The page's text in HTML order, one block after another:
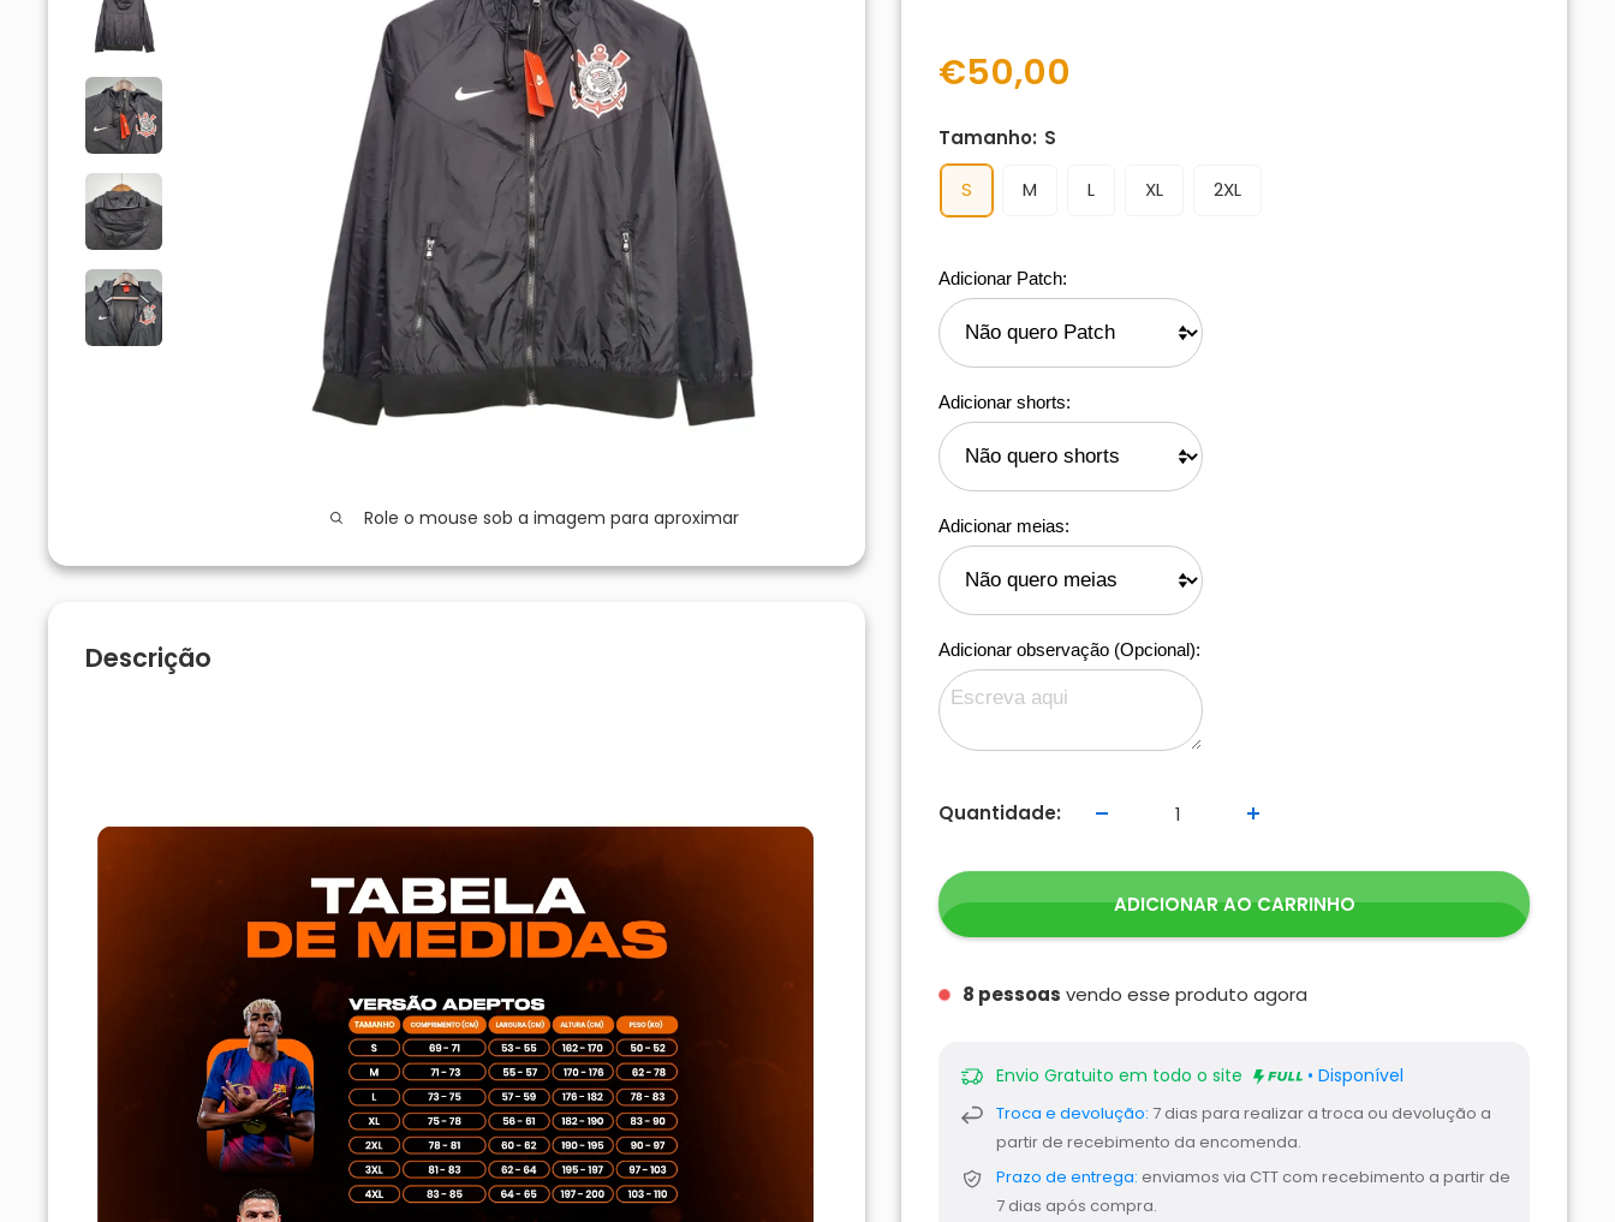
Role o mouse sob a imagem para aproximar
€50,00
Tamanho: S
S M L XL 2XL
Adicionar Patch:
Adicionar shorts:
Adicionar meias:
Adicionar observação (Opcional):
Quantidade:
ADICIONAR AO CARRINHO
10pessoasvendo esse produto agora
Envio Gratuito em todo o site • Disponível
Troca e devolução: 7 dias para realizar a troca ou devolução a
partir de recebimento da encomenda.
Prazo de entrega: enviamos via CTT com recebimento a partir de
7 dias após compra.
Descrição